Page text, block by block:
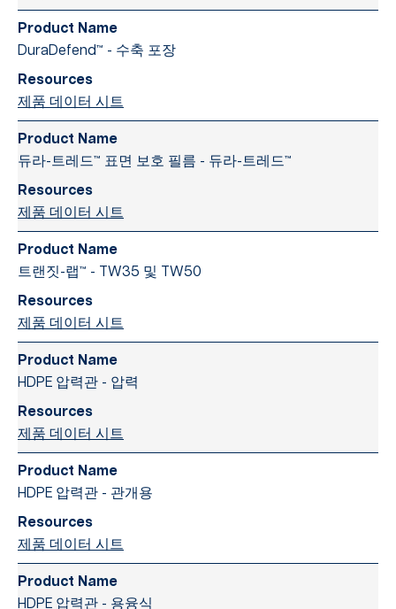
DuraDefend™ - 수축 포장
제품 데이터 시트
듀라-트레드™ 표면 보호 필름 - 듀라-트레드™
제품 데이터 시트
트랜짓-랩™ - TW35 및 TW50
제품 데이터 시트
HDPE 압력관 - 압력
제품 데이터 시트
HDPE 압력관 - 관개용
제품 데이터 시트
HDPE 압력관 - 용융식